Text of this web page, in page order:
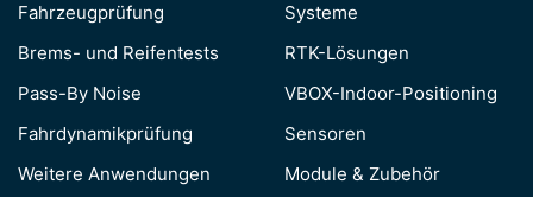
Fahrzeugprüfung
Brems- und Reifentests
Pass-By Noise
Fahrdynamikprüfung
Weitere Anwendungen
Systeme
RTK-Lösungen
VBOX-Indoor-Positioning
Sensoren
Module & Zubehör